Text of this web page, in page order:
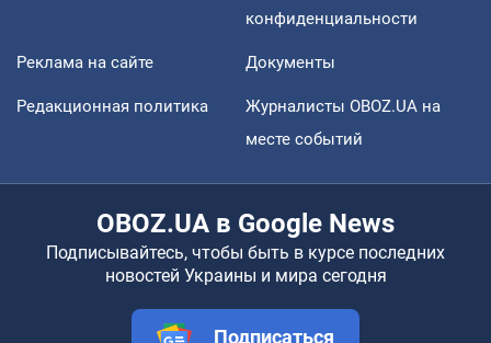
конфиденциальности
Реклама на сайте Документы
Редакционная политика
Журналисты OBOZ.UA на
месте событий
OBOZ.UA в Google News
Подписывайтесь, чтобы быть в курсе последних
новостей Украины и мира сегодня
Подписаться